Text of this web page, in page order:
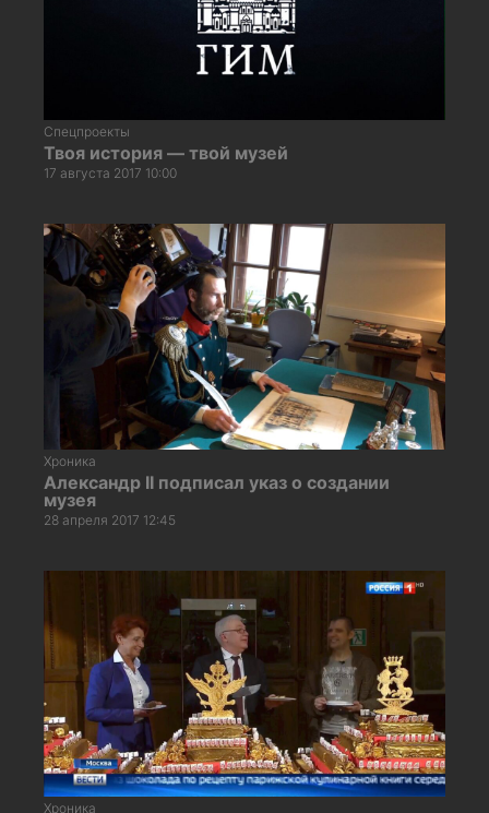
Спецпроекты
Твоя история — твой музей
17 августа 2017 10:00
Хроника
Александр II подписал указ о создании
музея
28 апреля 2017 12:45
Хроника